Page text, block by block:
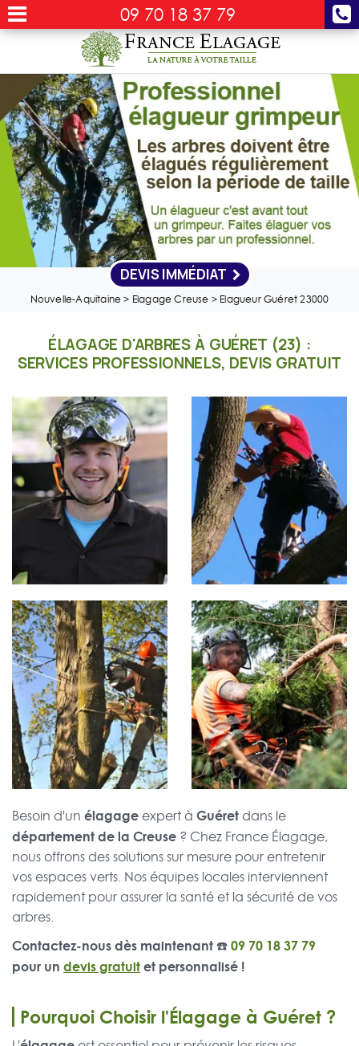
09 70 18 37 79
DEVIS IMMÉDIAT
Nouvelle-Aquitaine> Elagage Creuse > Elagueur Guéret 23000
ÉLAGAGE D'ARBRES À GUÉRET (23) :
SERVICES PROFESSIONNELS, DEVIS GRATUIT
Besoin d'un élagage expert à Guéret dans le
département de la Creuse ? Chez France Élagage,
nous offrons des solutions sur mesure pour entretenir
vos espaces verts. Nos équipes locales interviennent
rapidement pour assurer la santé et la sécurité de vos
arbres.
Contactez-nous dès maintenant ☎️09 70 18 37 79
pour un devis gratuitet personnalisé !
Pourquoi Choisir l'Élagage à Guéret ?